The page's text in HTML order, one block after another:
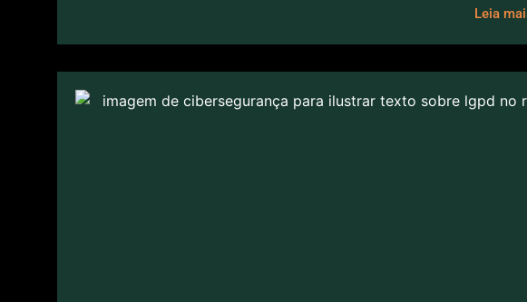
Leia